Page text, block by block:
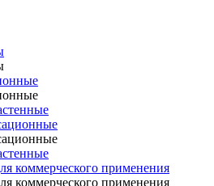
коммерческого применения
коммерческого применения